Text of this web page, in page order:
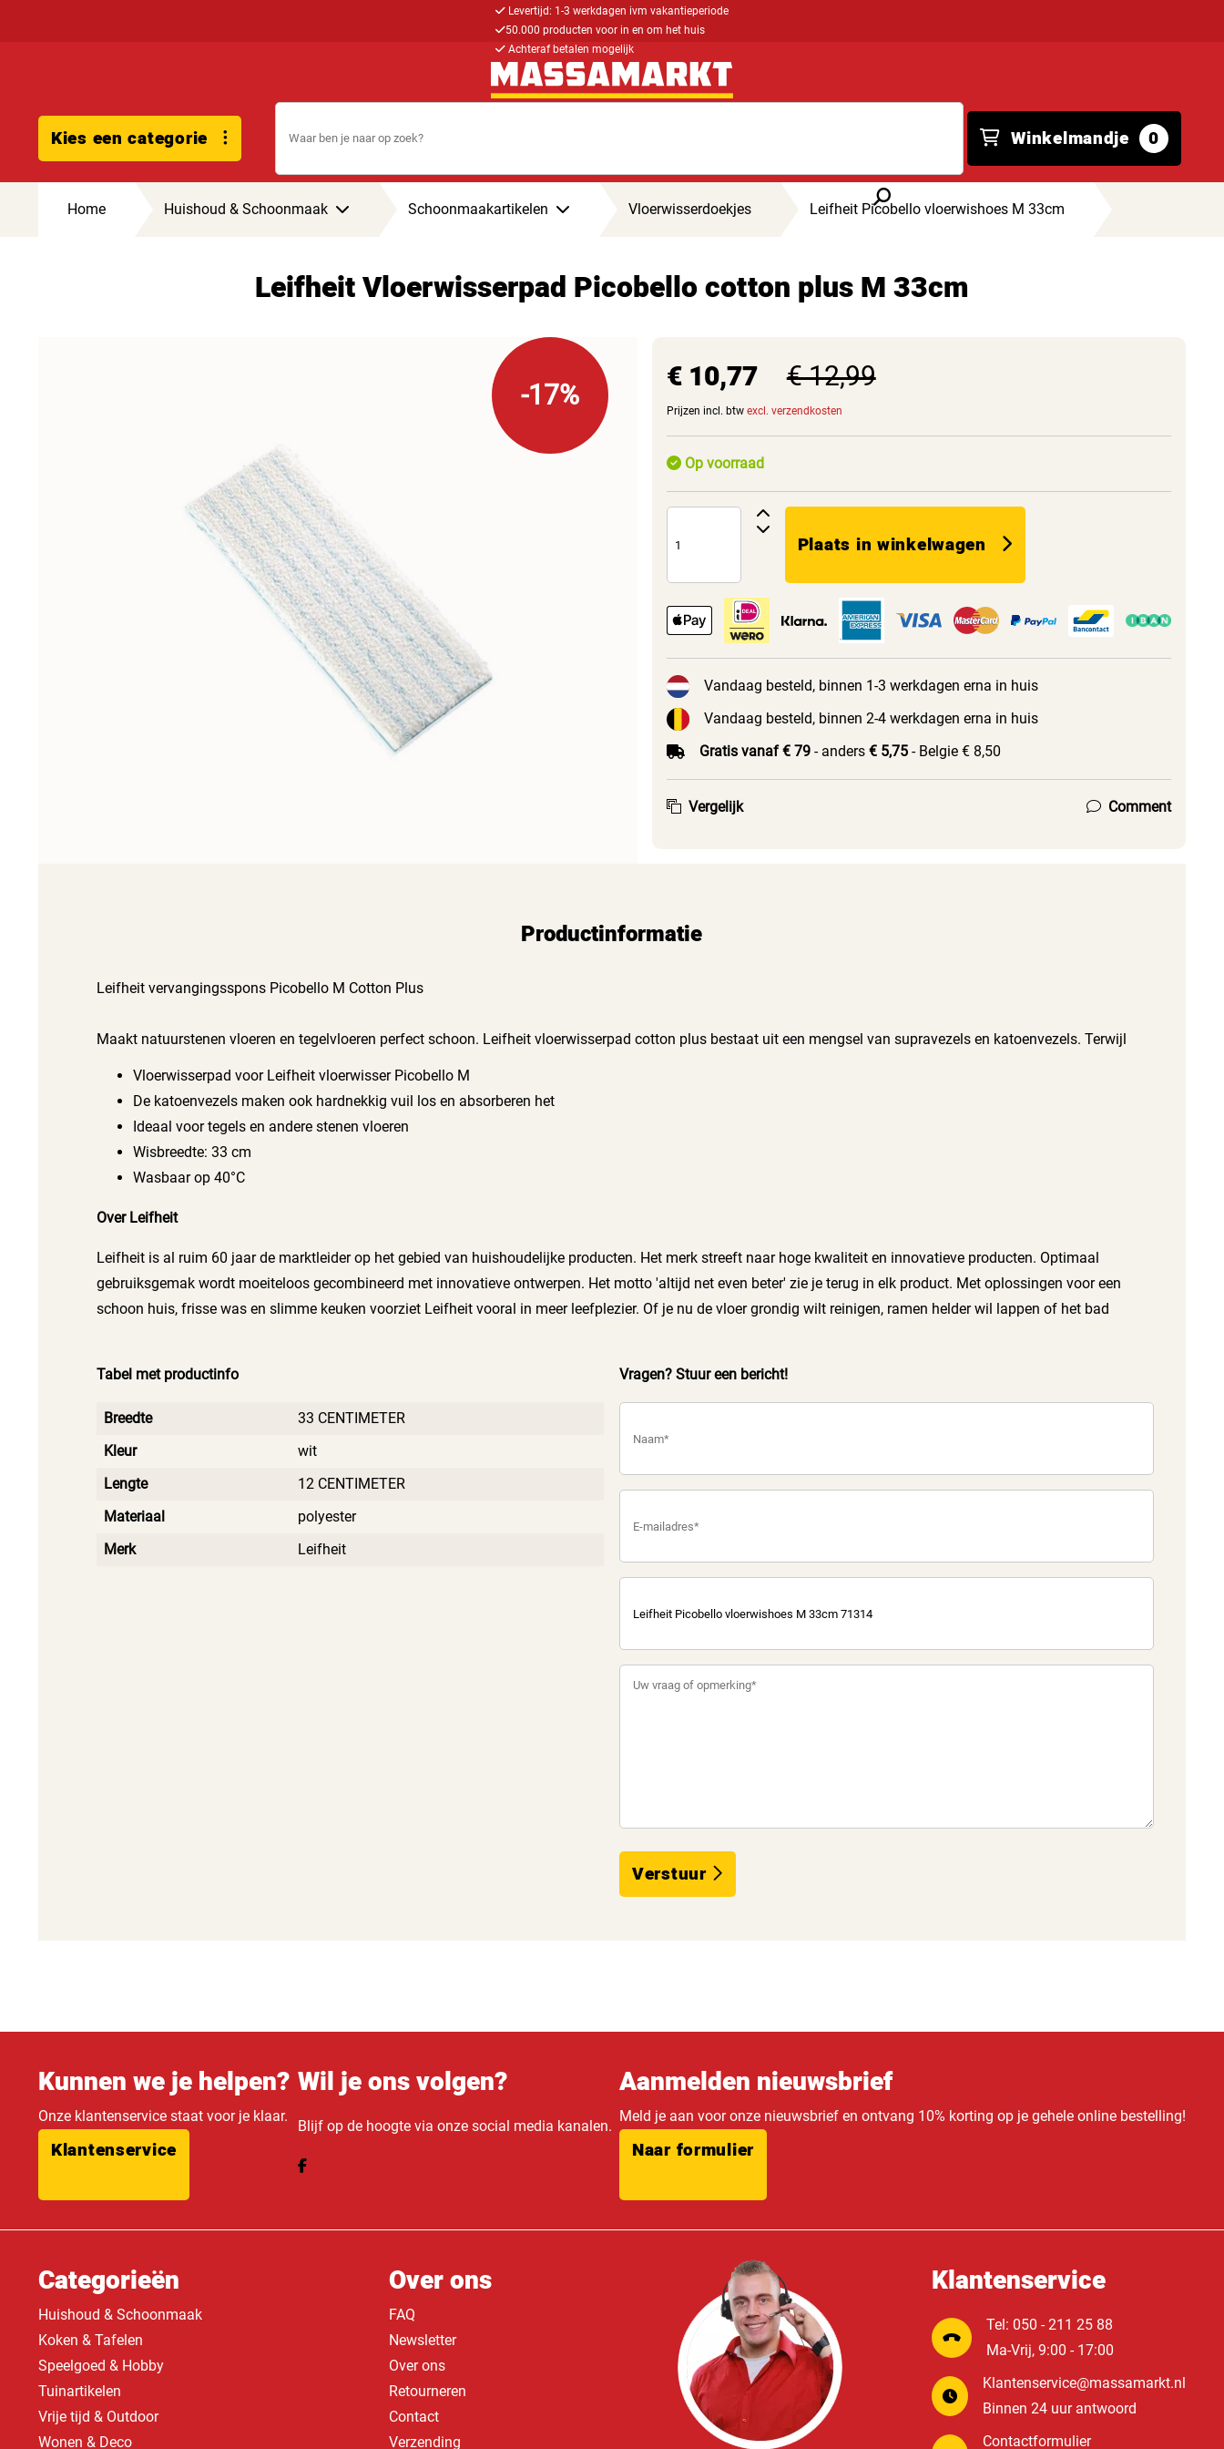
Levertijd: 1-3 werkdagen ivm vakantieperiode
50.000 producten voor in en om het huis
Achteraf betalen mogelijk
Kies een categorie Winkelmandje 0
Home Huishoud & Schoonmaak Schoonmaakartikelen Vloerwisserdoekjes Leifheit Picobello vloerwishoes M 33cm
Leifheit Vloerwisserpad Picobello cotton plus M 33cm
-17% € 10,77 € 12,99
Prijzen incl. btw excl. verzendkosten
Op voorraad
Plaats in winkelwagen
Vandaag besteld, binnen 1-3 werkdagen erna in huis
Vandaag besteld, binnen 2-4 werkdagen erna in huis
Gratis vanaf € 79- anders € 5,75- Belgie € 8,50
Vergelijk Comment
Productinformatie
Leifheit vervangingsspons Picobello M Cotton Plus
Maakt natuurstenen vloeren en tegelvloeren perfect schoon. Leifheit vloerwisserpad cotton plus bestaat uit een mengsel van supravezels en katoenvezels. Terwijl
Vloerwisserpad voor Leifheit vloerwisser Picobello M
De katoenvezels maken ook hardnekkig vuil los en absorberen het
Ideaal voor tegels en andere stenen vloeren
Wisbreedte: 33 cm
Wasbaar op 40°C
Over Leifheit
Leifheit is al ruim 60 jaar de marktleider op het gebied van huishoudelijke producten. Het merk streeft naar hoge kwaliteit en innovatieve producten. Optimaal
gebruiksgemak wordt moeiteloos gecombineerd met innovatieve ontwerpen. Het motto 'altijd net even beter' zie je terug in elk product. Met oplossingen voor een
schoon huis, frisse was en slimme keuken voorziet Leifheit vooral in meer leefplezier. Of je nu de vloer grondig wilt reinigen, ramen helder wil lappen of het bad
een frisse en praktische omgeving voor een nog betere woonervaring. Leifheit heeft overal aan gedacht.
Tabel met productinfo
Breedte
33 CENTIMETER
Kleur
wit
Lengte
12 CENTIMETER
Materiaal
polyester
Merk
Leifheit
Vragen? Stuur een bericht!
Verstuur
Kunnen we je helpen?
Onze klantenservice staat voor je klaar.
Klantenservice
Wil je ons volgen?
Blijf op de hoogte via onze social media kanalen.
Aanmelden nieuwsbrief
Meld je aan voor onze nieuwsbrief en ontvang 10% korting op je gehele online bestelling!
Naar formulier
Categorieën
Huishoud & Schoonmaak
Koken & Tafelen
Speelgoed & Hobby
Tuinartikelen
Vrije tijd & Outdoor
Wonen & Deco
Over ons
FAQ
Newsletter
Over ons
Retourneren
Contact
Verzending
Klantenservice
Tel: 050 - 211 25 88
Ma-Vrij, 9:00 - 17:00
Klantenservice@massamarkt.nl
Binnen 24 uur antwoord
Contactformulier